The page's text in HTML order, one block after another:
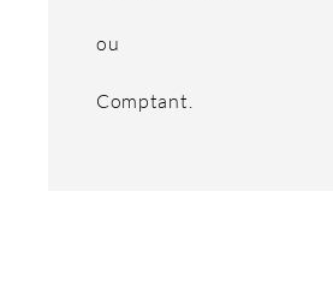
ou
Comptant.